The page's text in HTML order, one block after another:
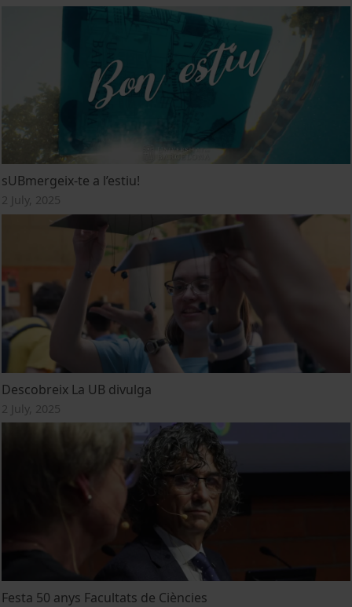
sUBmergeix-te a l’estiu!
2 July, 2025
Descobreix La UB divulga
2 July, 2025
Festa 50 anys Facultats de Ciències